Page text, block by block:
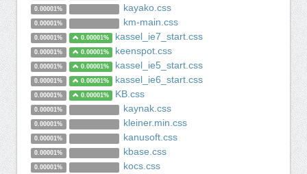
0.00001% kayako.css
0.00001% km-main.css
0.00001% 0.00001% kassel_ie7_start.css
0.00001% 0.00001% keenspot.css
0.00001% 0.00001% kassel_ie5_start.css
0.00001% 0.00001% kassel_ie6_start.css
0.00001% 0.00001% KB.css
0.00001% kaynak.css
0.00001% kleiner.min.css
0.00001% kanusoft.css
0.00001% kbase.css
0.00001% kocs.css